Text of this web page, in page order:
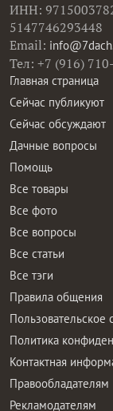
ИНН:
5147746293448
Email:
Тел: +7 (916)
Главная страница
Сейчас публикуют
Сейчас обсуждают
Дачные вопросы
Помощь
Все товары
Все фото
Все вопросы
Все статьи
Все тэги
Правила общения
Пользовательское
Политика
Контактная
Правообладателям
Рекламодателям